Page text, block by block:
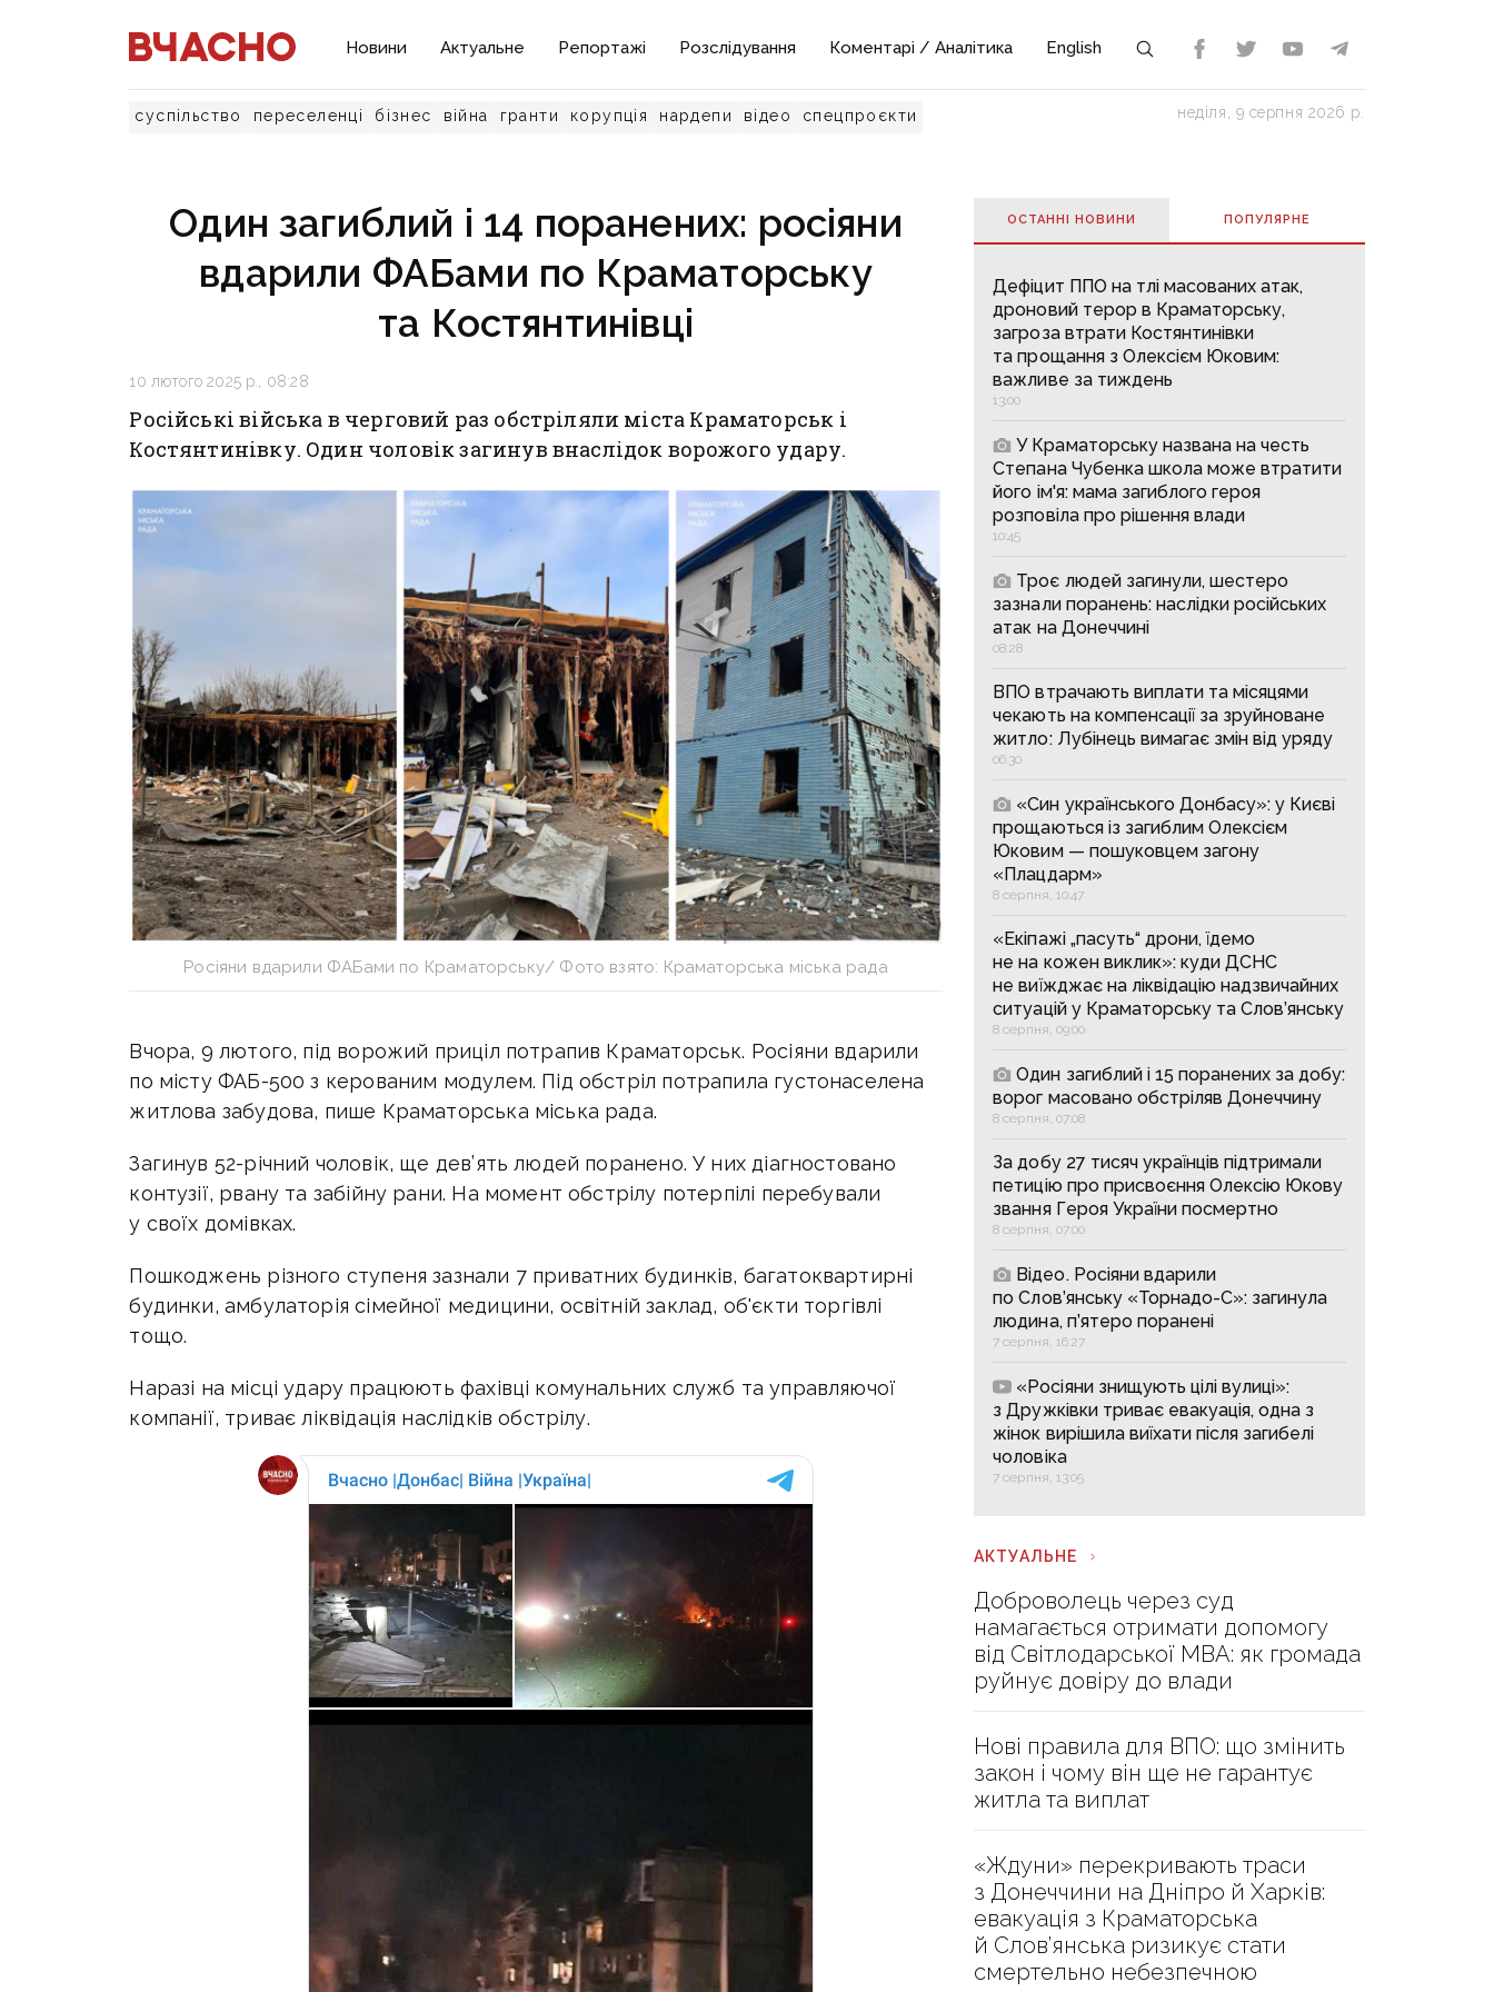
Новини Актуальне Репортажі Розслідування Коментарі / Аналітика English
суспільство переселенці бізнес війна гранти корупція нардепи відео спецпроєкти неділя, 9 серпня 2026 р.
Один загиблий і 14 поранених: росіяни
вдарили ФАБами по Краматорську
та Костянтинівці
10 лютого 2025 р., 08:28
Російські війська в черговий раз обстріляли міста Краматорськ і
Костянтинівку. Один чоловік загинув внаслідок ворожого удару.
Росіяни вдарили ФАБами по Краматорську/ Фото взято: Краматорська міська рада
Вчора, 9 лютого, під ворожий приціл потрапив Краматорськ. Росіяни вдарили
по містуФАБ-500 з керованим модулем. Під обстріл потрапила густонаселена
житлова забудова, пише Краматорська міська рада.
Загинув 52-річний чоловік, ще дев’ять людей поранено. У них діагностовано
контузії, рвану та забійну рани. На момент обстрілу потерпілі перебували
у своїх домівках.
Пошкоджень різного ступеня зазнали 7 приватних будинків, багатоквартирні
будинки, амбулаторія сімейної медицини, освітній заклад, об'єкти торгівлі
тощо.
Наразі на місці удару працюють фахівці комунальних служб та управляючої
компанії, триває ліквідація наслідків обстрілу.
ОСТАННІ НОВИНИ ПОПУЛЯРНE
Дефіцит ППО на тлі масованих атак,
дроновий терор в Краматорську,
загроза втрати Костянтинівки
та прощання з Олексієм Юковим:
важливе за тиждень
13:00
У Краматорську названа на честь
Степана Чубенка школа може втратити
його ім'я: мама загиблого героя
розповіла про рішення влади
10:45
Троє людей загинули, шестеро
зазнали поранень: наслідки російських
атак на Донеччині
08:28
ВПО втрачають виплати та місяцями
чекають на компенсації за зруйноване
житло: Лубінець вимагає змін від уряду
06:30
«Син українського Донбасу»: у Києві
прощаються із загиблим Олексієм
Юковим — пошуковцем загону
«Плацдарм»
8 серпня, 10:47
«Екіпажі „пасуть“ дрони, їдемо
не на кожен виклик»: куди ДСНС
не виїжджає на ліквідацію надзвичайних
ситуацій у Краматорську та Слов’янську
8 серпня, 09:00
Один загиблий і 15 поранених за добу:
ворог масовано обстріляв Донеччину
8 серпня, 07:08
За добу 27 тисяч українців підтримали
петицію про присвоєння Олексію Юкову
звання Героя України посмертно
8 серпня, 07:00
Відео. Росіяни вдарили
по Слов’янську «Торнадо-С»: загинула
людина, п’ятеро поранені
7 серпня, 16:27
«Росіяни знищують цілі вулиці»:
з Дружківки триває евакуація, одна з
жінок вирішила виїхати після загибелі
чоловіка
7 серпня, 13:05
АКТУАЛЬНЕ
Доброволець через суд
намагається отримати допомогу
від Світлодарської МВА: як громада
руйнує довіру до влади
Нові правила для ВПО: що змінить
закон і чому він ще не гарантує
житла та виплат
«Ждуни» перекривають траси
з Донеччини на Дніпро й Харків:
евакуація з Краматорська
й Слов’янська ризикує стати
смертельно небезпечною